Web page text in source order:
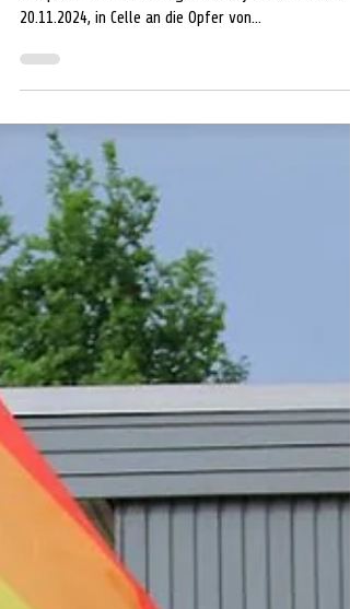
CELLE. Die feministische Organisierung „Gemeinsam